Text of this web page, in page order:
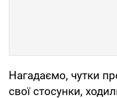
Нагадаємо, чутки
свої стосунки,